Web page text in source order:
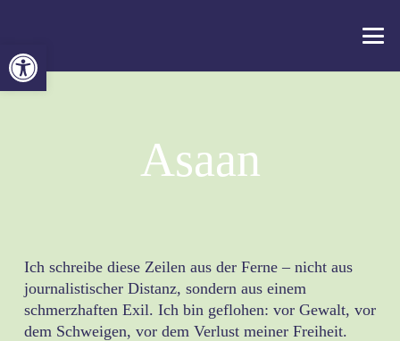
Asaan
Ich schreibe diese Zeilen aus der Ferne – nicht aus
journalistischer Distanz, sondern aus einem
schmerzhaften Exil. Ich bin geflohen: vor Gewalt, vor
dem Schweigen, vor dem Verlust meiner Freiheit.
Werkzeugleiste öffnen